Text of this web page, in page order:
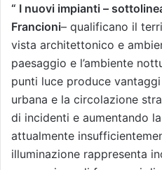
“ I nuovi impianti –
Francioni– qualificano il
vista architettonico e
paesaggio e l’ambiente
punti luce produce
urbana e la circolazione
di incidenti e aumentando
attualmente
illuminazione rappresenta